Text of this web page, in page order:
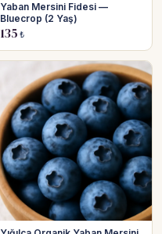
Yaban Mersini Fidesi —
Bluecrop (2 Yaş)
135 ₺